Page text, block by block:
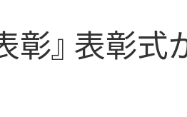
』 表彰式